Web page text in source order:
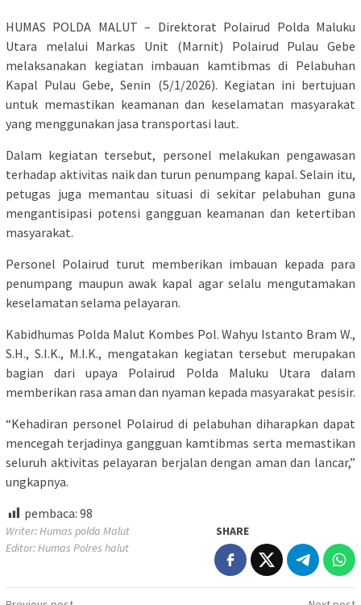
HUMAS POLDA MALUT – Direktorat Polairud Polda Maluku
Utara melalui Markas Unit (Marnit) Polairud Pulau Gebe
melaksanakan kegiatan imbauan kamtibmas di Pelabuhan
Kapal Pulau Gebe, Senin (5/1/2026). Kegiatan ini bertujuan
untuk memastikan keamanan dan keselamatan masyarakat
yang menggunakan jasa transportasi laut.
Dalam kegiatan tersebut, personel melakukan pengawasan
terhadap aktivitas naik dan turun penumpang kapal. Selain itu,
petugas juga memantau situasi di sekitar pelabuhan guna
mengantisipasi potensi gangguan keamanan dan ketertiban
masyarakat.
Personel Polairud turut memberikan imbauan kepada para
penumpang maupun awak kapal agar selalu mengutamakan
keselamatan selama pelayaran.
Kabidhumas Polda Malut Kombes Pol. Wahyu Istanto Bram W.,
S.H., S.I.K., M.I.K., mengatakan kegiatan tersebut merupakan
bagian dari upaya Polairud Polda Maluku Utara dalam
memberikan rasa aman dan nyaman kepada masyarakat pesisir.
“Kehadiran personel Polairud di pelabuhan diharapkan dapat
mencegah terjadinya gangguan kamtibmas serta memastikan
seluruh aktivitas pelayaran berjalan dengan aman dan lancar,”
ungkapnya.
pembaca: 98
Writer: Humas polda Malut
Editor: Humas Polres halut
SHARE